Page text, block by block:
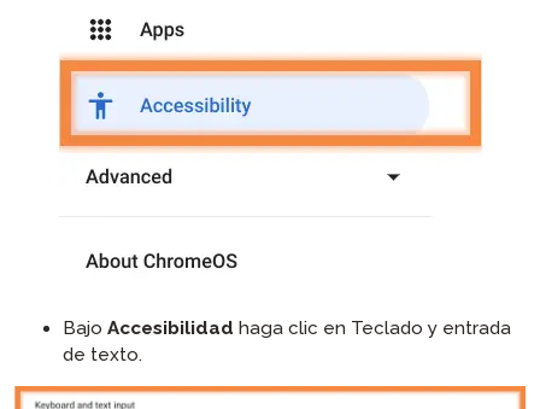
Bajo Accesibilidad haga clic en Teclado y entrada
de texto.